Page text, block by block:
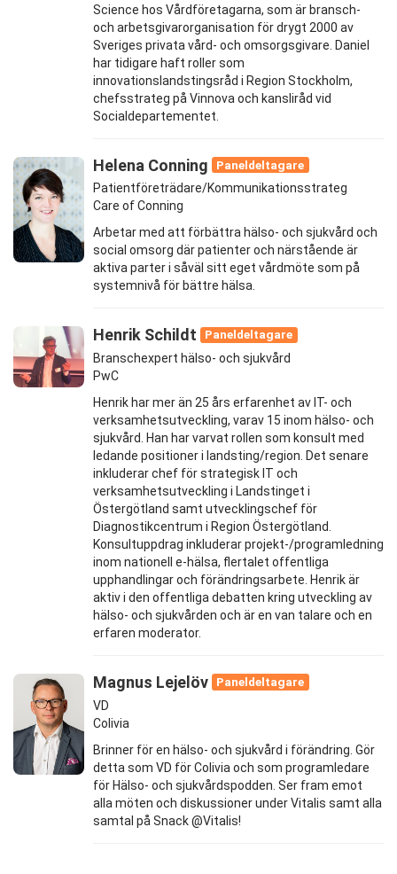
Science hos Vårdföretagarna, som är bransch-
och arbetsgivarorganisation för drygt 2000 av
Sveriges privata vård- och omsorgsgivare. Daniel
har tidigare haft roller som
innovationslandstingsråd i Region Stockholm,
chefsstrateg på Vinnova och kansliråd vid
Socialdepartementet.
Helena Conning
Paneldeltagare
Patientföreträdare/Kommunikationsstrateg
Care of Conning
Arbetar med att förbättra hälso- och sjukvård och
social omsorg där patienter och närstående är
aktiva parter i såväl sitt eget vårdmöte som på
systemnivå för bättre hälsa.
Henrik Schildt
Paneldeltagare
Branschexpert hälso- och sjukvård
PwC
Henrik har mer än 25 års erfarenhet av IT- och
verksamhetsutveckling, varav 15 inom hälso- och
sjukvård. Han har varvat rollen som konsult med
ledande positioner i landsting/region. Det senare
inkluderar chef för strategisk IT och
verksamhetsutveckling i Landstinget i
Östergötland samt utvecklingschef för
Diagnostikcentrum i Region Östergötland.
Konsultuppdrag inkluderar projekt-/programledning
inom nationell e-hälsa, flertalet offentliga
upphandlingar och förändringsarbete. Henrik är
aktiv i den offentliga debatten kring utveckling av
hälso- och sjukvården och är en van talare och en
erfaren moderator.
Magnus Lejelöv
Paneldeltagare
VD
Colivia
Brinner för en hälso- och sjukvård i förändring. Gör
detta som VD för Colivia och som programledare
för Hälso- och sjukvårdspodden. Ser fram emot
alla möten och diskussioner under Vitalis samt alla
samtal på Snack @Vitalis!